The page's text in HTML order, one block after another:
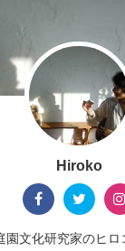
Hiroko
園文化研究家のヒ